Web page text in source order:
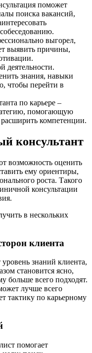
поможет
поиска вакансий,
выгорел,
выявить причины,
деятельности.
знания, навыки
чтобы перейти в
по карьере –
помогающую
расширить компетенции.
консультант
возможность оценить
ему ориентиры,
роста. Такого
консультации
в нескольких
клиента
знаний клиента,
становится ясно,
больше всего подходят.
лучше всего
тактику по карьерному
помогает